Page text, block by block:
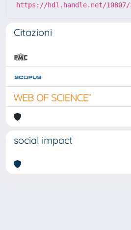
https://hdl.handle.net/10807/
Citazioni
social impact